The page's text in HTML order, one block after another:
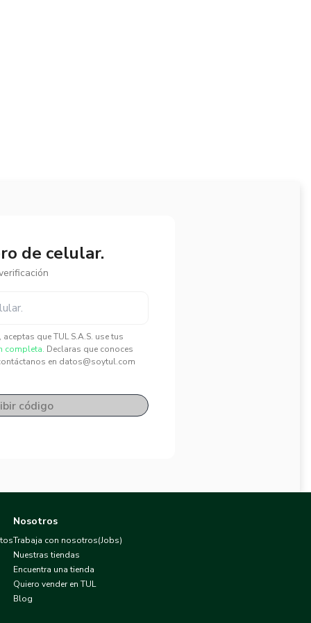
de celular.
que TUL S.A.S. use tus
completa. Declaras que conoces
en datos@soytul.com
código
Nosotros
Trabaja con nosotros(Jobs)
Nuestras tiendas
Encuentra una tienda
Quiero vender en TUL
Blog